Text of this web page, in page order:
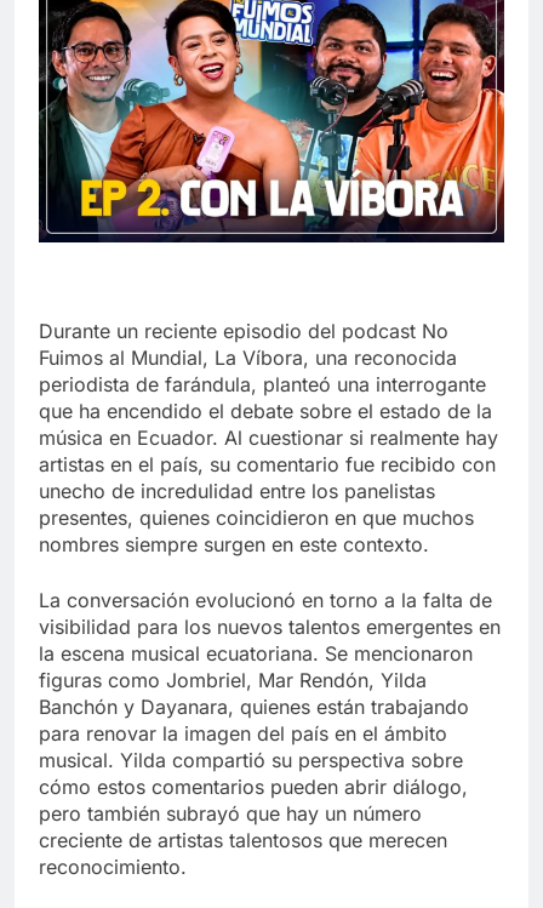
Durante un reciente episodio del podcast No
Fuimos al Mundial, La Víbora, una reconocida
periodista de farándula, planteó una interrogante
que ha encendido el debate sobre el estado de la
música en Ecuador. Al cuestionar si realmente hay
artistas en el país, su comentario fue recibido con
unecho de incredulidad entre los panelistas
presentes, quienes coincidieron en que muchos
nombres siempre surgen en este contexto.
La conversación evolucionó en torno a la falta de
visibilidad para los nuevos talentos emergentes en
la escena musical ecuatoriana. Se mencionaron
figuras como Jombriel, Mar Rendón, Yilda
Banchón y Dayanara, quienes están trabajando
para renovar la imagen del país en el ámbito
musical. Yilda compartió su perspectiva sobre
cómo estos comentarios pueden abrir diálogo,
pero también subrayó que hay un número
creciente de artistas talentosos que merecen
reconocimiento.